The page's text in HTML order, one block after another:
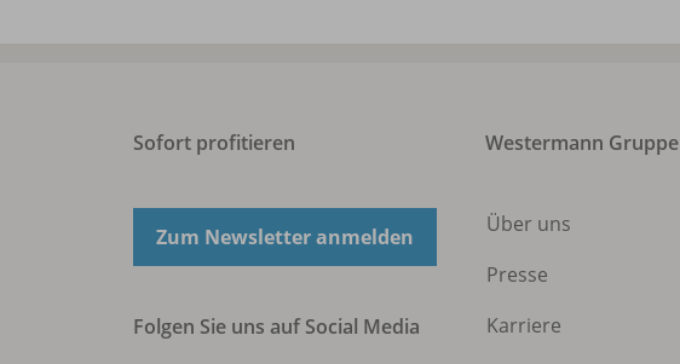
Sofort profitieren
Zum Newsletter anmelden
Folgen Sie uns auf Social Media
Westermann Gruppe
Über uns
Presse
Karriere